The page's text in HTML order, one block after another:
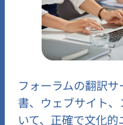
フォーラムの翻訳
書、ウェブサイト
いて、正確で文化